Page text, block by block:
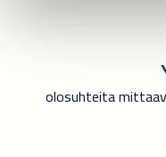
olosuhteita